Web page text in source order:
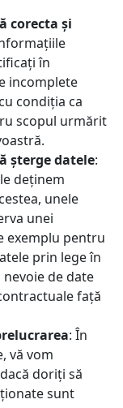
corecta și
în
incomplete
condiția ca
scopul urmărit
șterge datele:
deținem
unele
unei
exemplu pentru
prin lege în
de date
față
: În
vă vom
doriți să
sunt